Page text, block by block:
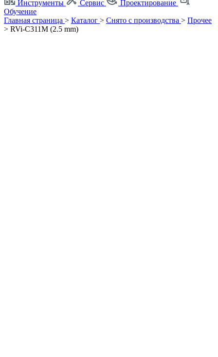
Инструменты Сервис
Проектирование
Обучение
Главная страница > Каталог > Снято с производства > Прочее
> RVi-C311M (2.5 mm)